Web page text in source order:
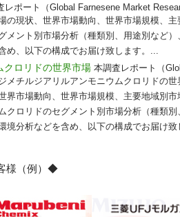
レポート（Global Farnesene Market
の現状、世界市場動向、世界市場規模、
メント別市場分析（種類別、用途別など
め、以下の構成でお届け致します。...
クロリドの世界市場 本調査レポート（
メチルジアリルアンモニウムクロリドの
界市場動向、世界市場規模、主要地域別
クロリドのセグメント別市場分析（種類
境分析などを含め、以下の構成でお届け
様（例）◆